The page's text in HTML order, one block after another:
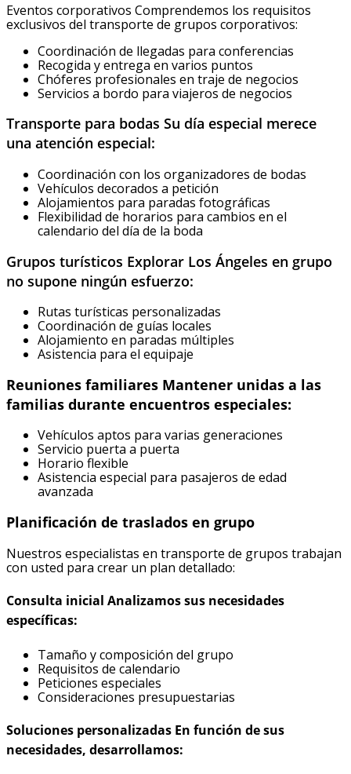
Eventos corporativos Comprendemos los requisitos
exclusivos del transporte de grupos corporativos:
Coordinación de llegadas para conferencias
Recogida y entrega en varios puntos
Chóferes profesionales en traje de negocios
Servicios a bordo para viajeros de negocios
Transporte para bodas Su día especial merece
una atención especial:
Coordinación con los organizadores de bodas
Vehículos decorados a petición
Alojamientos para paradas fotográficas
Flexibilidad de horarios para cambios en el
calendario del día de la boda
Grupos turísticos Explorar Los Ángeles en grupo
no supone ningún esfuerzo:
Rutas turísticas personalizadas
Coordinación de guías locales
Alojamiento en paradas múltiples
Asistencia para el equipaje
Reuniones familiares Mantener unidas a las
familias durante encuentros especiales:
Vehículos aptos para varias generaciones
Servicio puerta a puerta
Horario flexible
Asistencia especial para pasajeros de edad
avanzada
Planificación de traslados en grupo
Nuestros especialistas en transporte de grupos trabajan
con usted para crear un plan detallado:
Consulta inicial Analizamos sus necesidades
específicas:
Tamaño y composición del grupo
Requisitos de calendario
Peticiones especiales
Consideraciones presupuestarias
Soluciones personalizadas En función de sus
necesidades, desarrollamos: